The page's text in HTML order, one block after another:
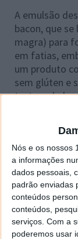
Nós e os nossos
a informações
dados pessoais,
padrão enviadas
conteúdos
conteúdos,
serviços. Com a
poderemos usar
A emulsão
bacon, que
magra) para
em fatias,
um produto
sem glúten e
textura do
todos
Não
beber